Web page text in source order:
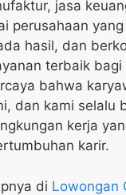
jasa
perusahaan
hasil, dan
terbaik bagi
bahwa
dan kami selalu
kerja
karir.
di Lowongan